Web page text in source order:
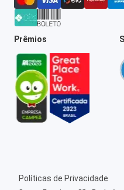
Prêmios
Políticas de Privacidade